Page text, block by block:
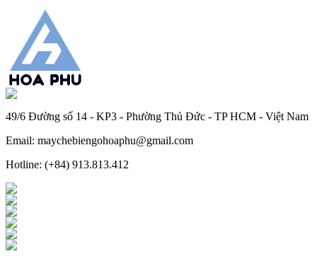
49/6 Đường số 14 - KP3 - Phường Thủ Đức - TP HCM - Việt Nam
Email: maychebiengohoaphu@gmail.com
Hotline: (+84) 913.813.412